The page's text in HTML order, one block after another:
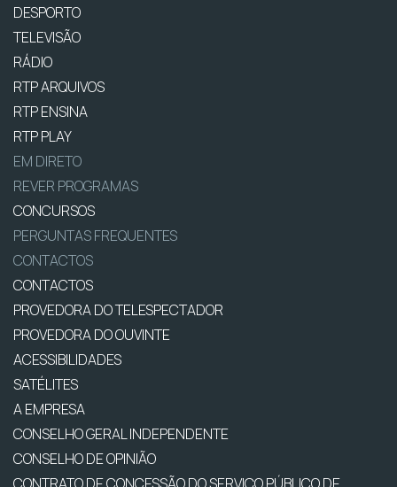
DESPORTO
TELEVISÃO
RÁDIO
RTP ARQUIVOS
RTP ENSINA
RTP PLAY
EM DIRETO
REVER PROGRAMAS
CONCURSOS
PERGUNTAS FREQUENTES
CONTACTOS
CONTACTOS
PROVEDORA DO TELESPECTADOR
PROVEDORA DO OUVINTE
ACESSIBILIDADES
SATÉLITES
A EMPRESA
CONSELHO GERAL INDEPENDENTE
CONSELHO DE OPINIÃO